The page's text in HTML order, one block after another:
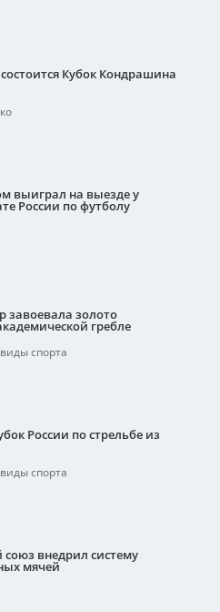
Кубок Кондрашина
выиграл на выезде у
России по футболу
завоевала золото
гребле
спорта
России по стрельбе из
спорта
внедрил систему
мячей